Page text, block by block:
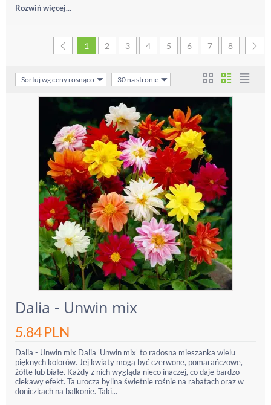
Rozwiń więcej...
1 2 3 4 5 6 7 8
Sortuj wg ceny rosnąco 30 na stronie
Dalia - Unwin mix
5.84PLN
Dalia - Unwin mix Dalia 'Unwin mix' to radosna mieszanka wielu
pięknych kolorów. Jej kwiaty mogą być czerwone, pomarańczowe,
żółte lub białe. Każdy z nich wygląda nieco inaczej, co daje bardzo
ciekawy efekt. Ta urocza bylina świetnie rośnie na rabatach oraz w
doniczkach na balkonie. Taki...